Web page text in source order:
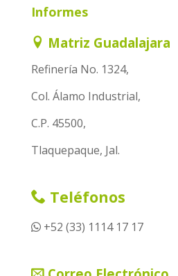
Informes
Matriz Guadalajara
Refinería No. 1324,
Col. Álamo Industrial,
C.P. 45500,
Tlaquepaque, Jal.
Teléfonos
+52 (33) 1114 17 17